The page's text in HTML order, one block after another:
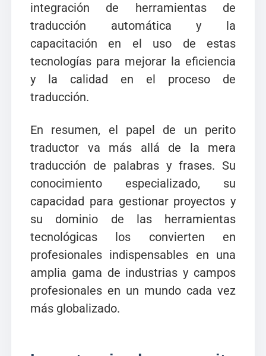
integración de herramientas de
traducción automática y la
capacitación en el uso de estas
tecnologías para mejorar la eficiencia
y la calidad en el proceso de
traducción.
En resumen, el papel de un perito
traductor va más allá de la mera
traducción de palabras y frases. Su
conocimiento especializado, su
capacidad para gestionar proyectos y
su dominio de las herramientas
tecnológicas los convierten en
profesionales indispensables en una
amplia gama de industrias y campos
profesionales en un mundo cada vez
más globalizado.